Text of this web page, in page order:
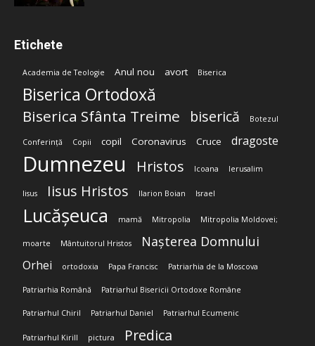
Etichete
Academia de Teologie Anul nou avort Biserica
Biserica Ortodoxă
Biserica Sfânta Treime biserică Botezul
Conferință Copii copil Coronavirus Cruce dragoste
Dumnezeu Hristos Icoana Ierusalim
Iisus Iisus Hristos Ilarion Boian Israel
Lucășeuca mamă Mitropolia Mitropolia Moldovei;
moarte Mântuitorul Hristos Nașterea Domnului
Orhei ortodoxia Papa Francisc Patriarhia de la Moscova
Patriarhia Română Patriarhul Bisericii Ortodoxe Române
Patriarhul Chiril Patriarhul Daniel Patriarhul Ecumenic
Patriarhul Kirill pictura Predica